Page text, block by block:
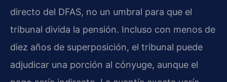
directo del DFAS, no un umbral para que el
tribunal divida la pensión. Incluso con menos de
diez años de superposición, el tribunal puede
adjudicar una porción al cónyuge, aunque el